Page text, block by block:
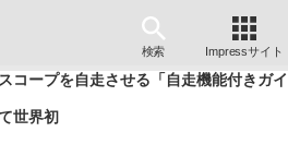
検索 Impressサイト
コープを自走させる「自走機能付きガイ
世界初